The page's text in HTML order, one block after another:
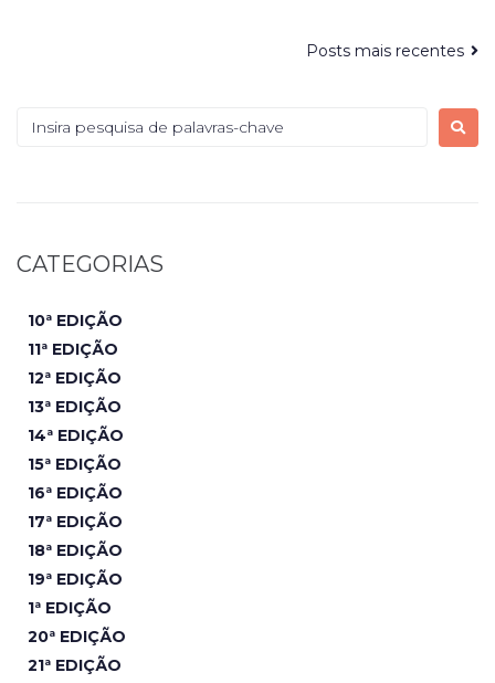
Posts mais recentes
CATEGORIAS
10ª EDIÇÃO
11ª EDIÇÃO
12ª EDIÇÃO
13ª EDIÇÃO
14ª EDIÇÃO
15ª EDIÇÃO
16ª EDIÇÃO
17ª EDIÇÃO
18ª EDIÇÃO
19ª EDIÇÃO
1ª EDIÇÃO
20ª EDIÇÃO
21ª EDIÇÃO